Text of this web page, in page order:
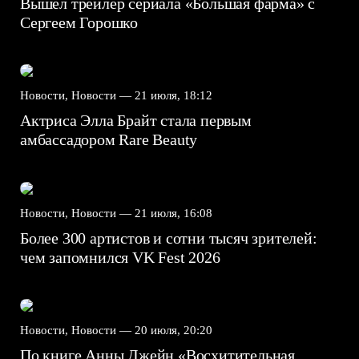
Сергеем Горошко
Новости, Новости — 21 июля, 18:12
Актриса Элла Брайт стала первым
амбассадором Rare Beauty
Новости, Новости — 21 июля, 16:08
Более 300 артистов и сотни тысяч зрителей:
чем запомнился VK Fest 2026
Новости, Новости — 20 июля, 20:20
По книге Анны Джейн «Восхитительная